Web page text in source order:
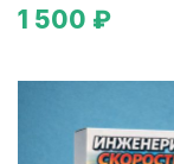
1 500 ₽